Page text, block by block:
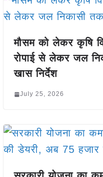
मौसम को लेकर कृषि
रोपाई से लेकर जल
खास निर्देश
July 25, 2026